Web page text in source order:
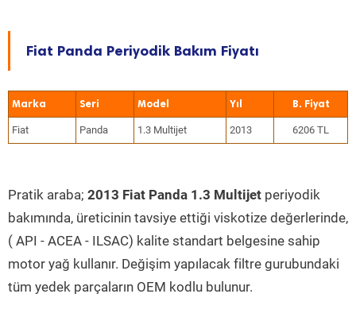
Fiat Panda Periyodik Bakım Fiyatı
Marka Seri Model Yıl
Fiat Panda 1.3 Multijet 2013 6206 TL
Pratik araba; 2013 Fiat Panda 1.3 Multijet periyodik
bakımında, üreticinin tavsiye ettiği viskotize değerlerinde,
( API - ACEA - ILSAC) kalite standart belgesine sahip
motor yağ kullanır. Değişim yapılacak filtre gurubundaki
tüm yedek parçaların OEM kodlu bulunur.